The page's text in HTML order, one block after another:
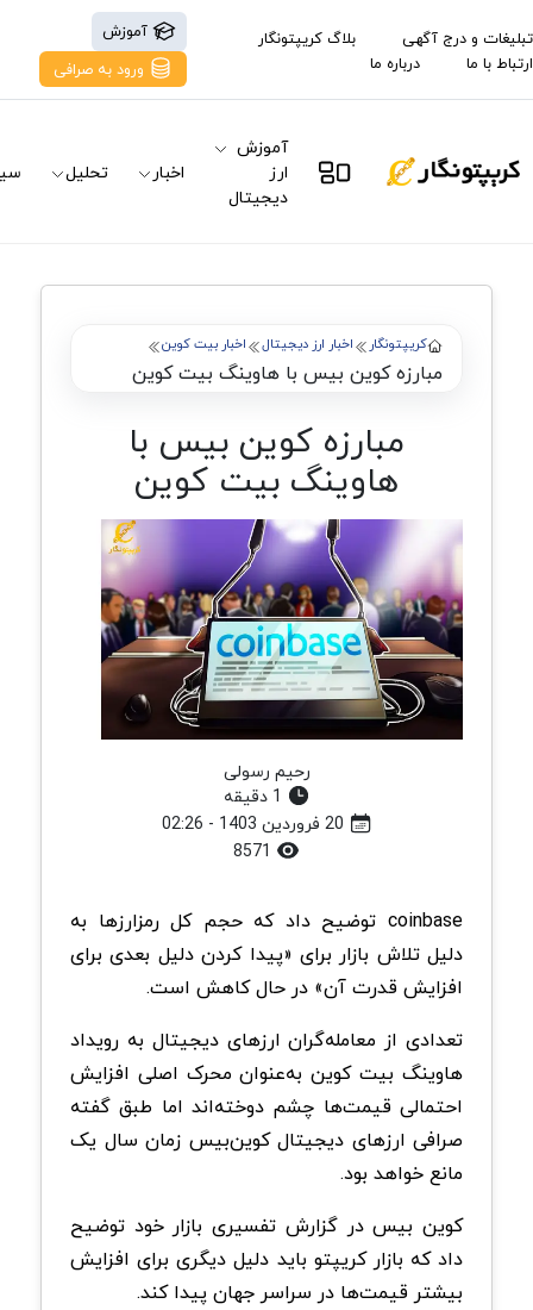
تبلیغات و درج آگهی
بلاگ کریپتونگار
ارتباط با ما
درباره ما
آموزش
ورود به صرافی
آموزش
ارز
دیجیتال
اخبار تحلیل
کریپتونگار اخبار ارز دیجیتال اخبار بیت کوین
مبارزه کوین بیس با هاوینگ بیت کوین
مبارزه کوین بیس با
هاوینگ بیت کوین
رحیم رسولی
coinbase توضیح داد که حجم کل رمزارزها به
دلیل تلاش بازار برای «پیدا کردن دلیل بعدی برای
افزایش قدرت آن» در حال کاهش است.
تعدادی از معامله‌گران ارزهای دیجیتال به رویداد‌
هاوینگ بیت‌ کوین به‌عنوان محرک اصلی افزایش
احتمالی قیمت‌ها چشم دوخته‌اند اما طبق گفته
صرافی ارزهای دیجیتال کوین‌بیس زمان سال یک
مانع خواهد بود.
کوین بیس در گزارش تفسیری بازار خود توضیح
داد که بازار کریپتو باید دلیل دیگری برای افزایش
بیشتر قیمت‌ها در سراسر جهان پیدا کند.